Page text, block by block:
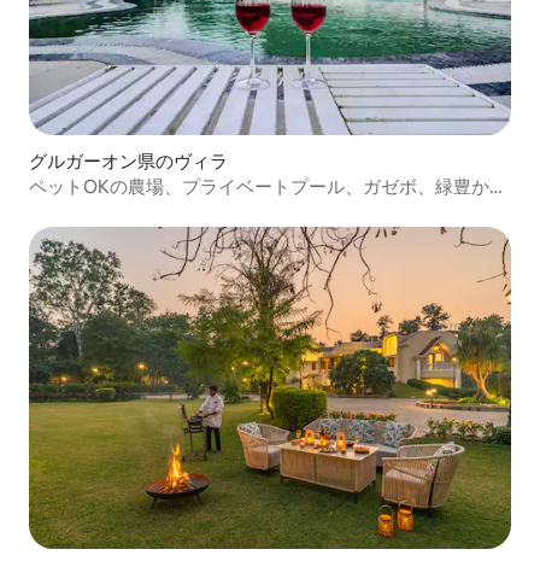
グルガーオン県のヴィラ
ペットOKの農場、プライベートプール、ガゼボ、緑豊かな